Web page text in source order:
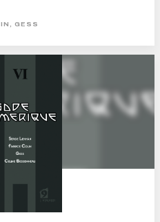
car je sais qu’il y en aura d’autres.
GESS